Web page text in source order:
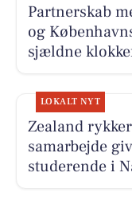
Partnerskab
og
sjældne
LOKALT NYT
Zealand
samarbejde
studerende i